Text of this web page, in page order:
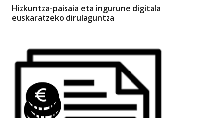
Hizkuntza-paisaia eta ingurune digitala
euskaratzeko dirulaguntza